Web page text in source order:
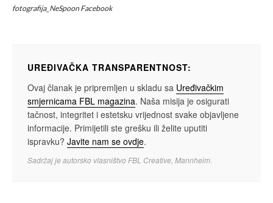
fotografija_NeSpoon Facebook
UREĐIVAČKA TRANSPARENTNOST:
Ovaj članak je pripremljen u skladu sa Uređivačkim
smjernicama FBL magazina. Naša misija je osigurati
tačnost, integritet i estetsku vrijednost svake objavljene
informacije. Primijetili ste grešku ili želite uputiti
ispravku? Javite nam se ovdje.
Sadržaj je autorsko vlasništvo FBL Creative, Mannheim.